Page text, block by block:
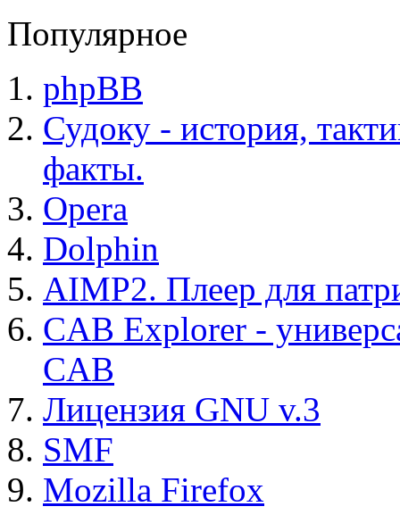
Популярное
phpBB
Судоку - история,
факты.
Opera
Dolphin
AIMP2. Плеер для
CAB Explorer -
CAB
Лицензия GNU v.3
SMF
Mozilla Firefox